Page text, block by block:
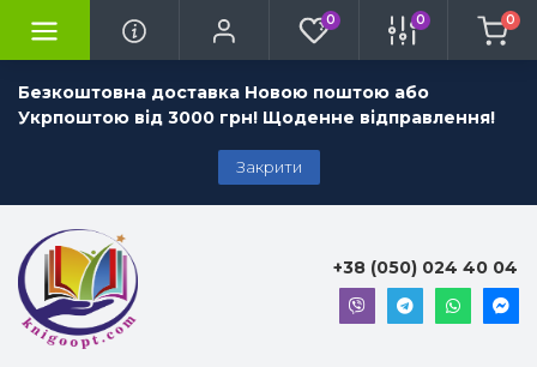
Безкоштовна доставка Новою поштою або
Укрпоштою від 3000 грн! Щоденне відправлення!
Закрити
0 0 0
+38 (050) 024 40 04